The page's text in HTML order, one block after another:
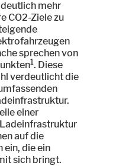
mehr
CO2-Ziele zu
sprechen von
1. Diese
verdeutlicht die
einer
auf die
ein, die ein
sich bringt.